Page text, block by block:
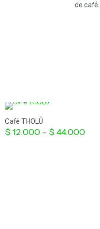
Productos medicinales
de café.
Café THOLÚ
$ 12.000 – $ 44.000